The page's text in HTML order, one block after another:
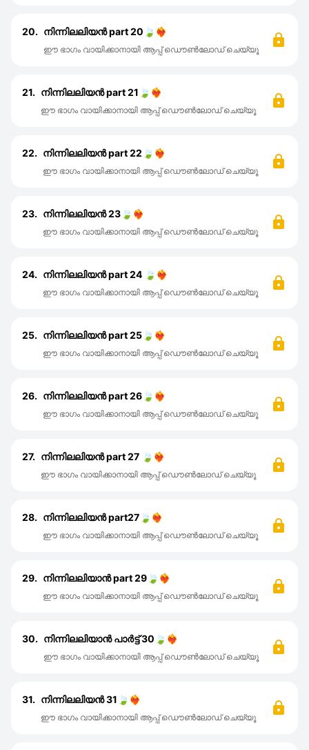
20. നിന്നിലലിയൻ part 20🍃❤️‍🔥
ഈ ഭാഗം വായിക്കാനായി ആപ്പ് ഡൌൺലോഡ് ചെയ്യൂ
21. നിന്നിലലിയൻ part 21🍃❤️‍🔥
ഈ ഭാഗം വായിക്കാനായി ആപ്പ് ഡൌൺലോഡ് ചെയ്യൂ
22. നിന്നിലലിയൻ part 22🍃❤️‍🔥
ഈ ഭാഗം വായിക്കാനായി ആപ്പ് ഡൌൺലോഡ് ചെയ്യൂ
23. നിന്നിലലിയൻ 23🍃❤️‍🔥
ഈ ഭാഗം വായിക്കാനായി ആപ്പ് ഡൌൺലോഡ് ചെയ്യൂ
24. നിന്നിലലിയൻ part 24 🍃❤️‍🔥
ഈ ഭാഗം വായിക്കാനായി ആപ്പ് ഡൌൺലോഡ് ചെയ്യൂ
25. നിന്നിലലിയൻ part 25🍃❤️‍🔥
ഈ ഭാഗം വായിക്കാനായി ആപ്പ് ഡൌൺലോഡ് ചെയ്യൂ
26. നിന്നിലലിയൻ part 26🍃❤️‍🔥
ഈ ഭാഗം വായിക്കാനായി ആപ്പ് ഡൌൺലോഡ് ചെയ്യൂ
27. നിന്നിലലിയൻ part 27 🍃❤️‍🔥
ഈ ഭാഗം വായിക്കാനായി ആപ്പ് ഡൌൺലോഡ് ചെയ്യൂ
28. നിന്നിലലിയൻ part27🍃❤️‍🔥
ഈ ഭാഗം വായിക്കാനായി ആപ്പ് ഡൌൺലോഡ് ചെയ്യൂ
29. നിന്നിലലിയാൻ part 29🍃❤️‍🔥
ഈ ഭാഗം വായിക്കാനായി ആപ്പ് ഡൌൺലോഡ് ചെയ്യൂ
30. നിന്നിലലിയാൻ പാർട്ട്‌ 30🍃❤️‍🔥
ഈ ഭാഗം വായിക്കാനായി ആപ്പ് ഡൌൺലോഡ് ചെയ്യൂ
31. നിന്നിലലിയൻ 31🍃❤️‍🔥
ഈ ഭാഗം വായിക്കാനായി ആപ്പ് ഡൌൺലോഡ് ചെയ്യൂ